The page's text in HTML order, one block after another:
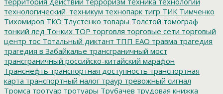
технологический_техникум технопарк тигр ТИК Тимченко
Тихомиров ТКО Тлустенко товары Толстой томограф
тонкий лед Тонких ТОР торговля торговые сети торговый
центр тос Тотальный диктант ТПП ЕАО травма трагедия
трагедия в Забайкалье трансграничный мост
трансграничный российско-китайский марафон
Транснефть транспортная доступность транспортная
карта транспортный налог траур тревожный сигнал
Тромса тротуар тротуары Трубачев трудовая книжка